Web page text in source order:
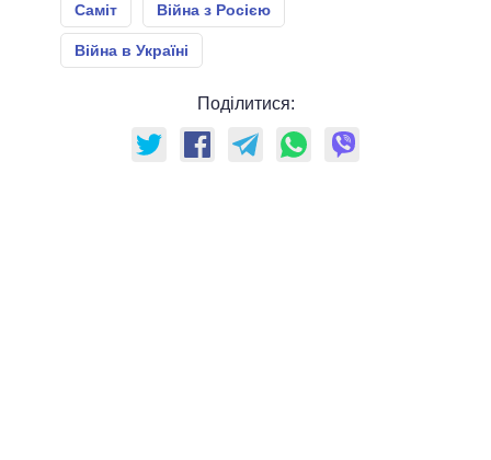
Саміт Війна з Росією
Війна в Україні
Поділитися: